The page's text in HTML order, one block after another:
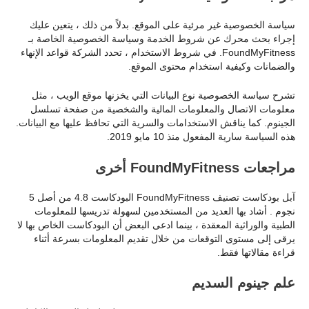
سياسة الخصوصية غير مرئية على الموقع. بدلاً من ذلك ، يتعين عليك
إجراء بحث محرك عن شروط الخدمة وسياسة الخصوصية الخاصة بـ
FoundMyFitness. في شروط الاستخدام ، تحدد الشركة قواعد الإنهاء
والضمانات وكيفية استخدام محتوى الموقع.
تشرح سياسة الخصوصية نوع البيانات التي يخزنها موقع الويب ، مثل
معلومات الاتصال والمعلومات المالية والشخصية من صفحة تسلسل
الجينوم. كما يناقش الاستخدامات والسرية التي تحافظ عليها مع البيانات.
هذه السياسة سارية المفعول منذ 10 مايو 2019.
مراجعات FoundMyFitness أخرى
آبل بودكاست تصنيف FoundMyFitness البودكاست 4.8 من أصل 5
نجوم . أشاد بها العديد من المستخدمين لسهولة تدريسها للمعلومات
الطبية والوراثية المعقدة ، بينما ادعى البعض أن البودكاست الخاص بها لا
يرقى إلى مستوى التوقعات من خلال تقديم المعلومات بسرعة أثناء
قراءة مقالاتها فقط.
علم جينوم السديم